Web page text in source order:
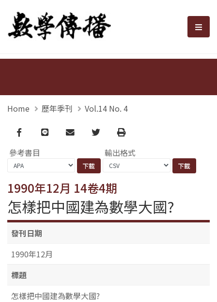
數學傳播 選
Home 歷年季刊 Vol.14 No. 4
Facebook
line email TwitterPrint
參考書目 輸出格式
1990年12月 14卷4期
怎樣把中國建為數學大國?
發刊日期
1990年12月
標題
怎樣把中國建為數學大國?